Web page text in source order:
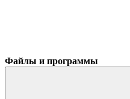
Файлы и программы